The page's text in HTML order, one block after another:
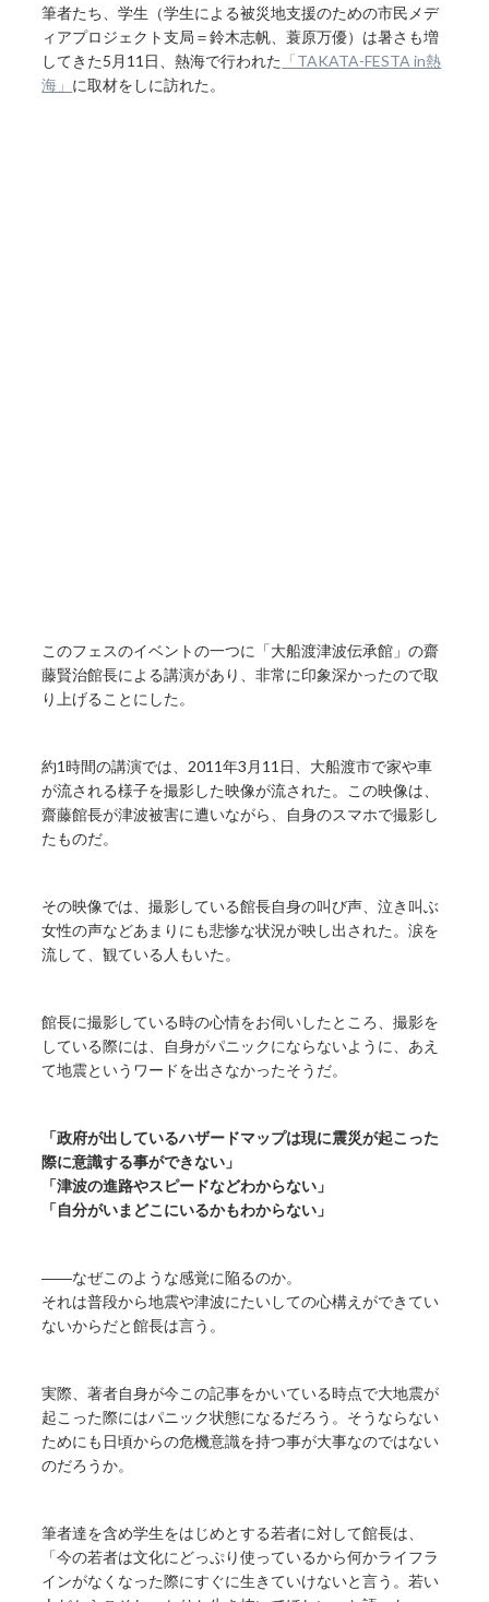
筆者たち、学生（学生による被災地支援のための市民メデ
ィアプロジェクト支局＝鈴木志帆、蓑原万優）は暑さも増
してきた5月11日、熱海で行われた 「TAKATA-FESTA in熱
海」 に取材をしに訪れた。
このフェスのイベントの一つに「大船渡津波伝承館」の齋
藤賢治館長による講演があり、非常に印象深かったので取
り上げることにした。
約1時間の講演では、2011年3月11日、大船渡市で家や車
が流される様子を撮影した映像が流された。この映像は、
齋藤館長が津波被害に遭いながら、自身のスマホで撮影し
たものだ。
その映像では、撮影している館長自身の叫び声、泣き叫ぶ
女性の声などあまりにも悲惨な状況が映し出された。涙を
流して、観ている人もいた。
館長に撮影している時の心情をお伺いしたところ、撮影を
している際には、自身がパニックにならないように、あえ
て地震というワードを出さなかったそうだ。
「政府が出しているハザードマップは現に震災が起こった
際に意識する事ができない」
「津波の進路やスピードなどわからない」
「自分がいまどこにいるかもわからない」
――なぜこのような感覚に陥るのか。
それは普段から地震や津波にたいしての心構えができてい
ないからだと館長は言う。
実際、著者自身が今この記事をかいている時点で大地震が
起こった際にはパニック状態になるだろう。そうならない
ためにも日頃からの危機意識を持つ事が大事なのではない
のだろうか。
筆者達を含め学生をはじめとする若者に対して館長は、
「今の若者は文化にどっぷり使っているから何かライフラ
インがなくなった際にすぐに生きていけないと言う。若い